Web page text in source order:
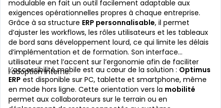
modulable en fait un outil facilement adaptable aux
exigences opérationnelles propres à chaque entreprise.
Grâce à sa structure ERP personnalisable, il permet
d’ajuster les workflows, les rôles utilisateurs et les tableaux
de bord sans développement lourd, ce qui limite les délais
d’implémentation et de formation. Son interface
utilisateur met l’accent sur l’ergonomie afin de faciliter
l’adoption interne.
L’accessibilité mobile est au cœur de la solution : Optimus
ERP est disponible sur PC, tablette et smartphone, même
en mode hors ligne. Cette orientation vers la mobilité
permet aux collaborateurs sur le terrain ou en